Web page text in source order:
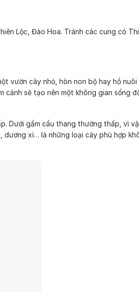
Lộc, Đào Hoa. Tránh các cung có
vườn cây nhỏ, hòn non bộ hay hồ nuôi
cảnh sẽ tạo nên một không gian sống
Dưới gầm cầu thang thường thấp, vì
dương xỉ… là những loại cây phù hợp